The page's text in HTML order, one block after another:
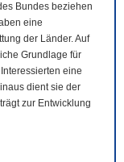
Bundes beziehen
eine
der Länder. Auf
Grundlage für
eine
dient sie der
zur Entwicklung